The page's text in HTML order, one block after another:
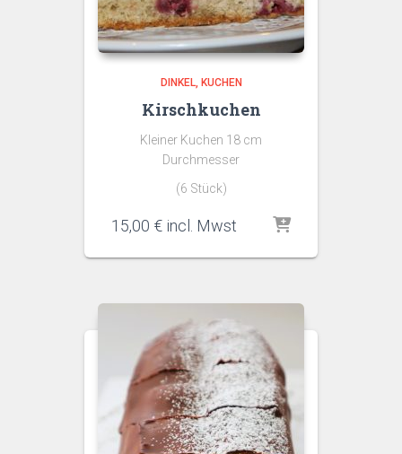
DINKEL KUCHEN
Kirschkuchen
Kleiner Kuchen 18 cm
Durchmesser
(6 Stück)
15,00 € incl. Mwst